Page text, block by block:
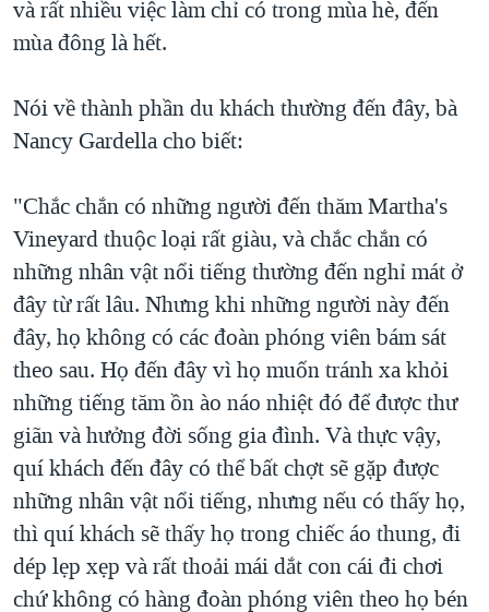
và rất nhiều việc làm chỉ có trong mùa hè, đến
mùa đông là hết.
Nói về thành phần du khách thường đến đây, bà
Nancy Gardella cho biết:
"Chắc chắn có những người đến thăm Martha's
Vineyard thuộc loại rất giàu, và chắc chắn có
những nhân vật nổi tiếng thường đến nghỉ mát ở
đây từ rất lâu. Nhưng khi những người này đến
đây, họ không có các đoàn phóng viên bám sát
theo sau. Họ đến đây vì họ muốn tránh xa khỏi
những tiếng tăm ồn ào náo nhiệt đó để được thư
giãn và hưởng đời sống gia đình. Và thực vậy,
quí khách đến đây có thể bất chợt sẽ gặp được
những nhân vật nổi tiếng, nhưng nếu có thấy họ,
thì quí khách sẽ thấy họ trong chiếc áo thung, đi
dép lẹp xẹp và rất thoải mái dắt con cái đi chơi
chứ không có hàng đoàn phóng viên theo họ bén